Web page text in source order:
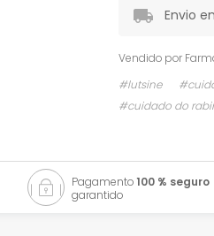
Envio
Vendido por
#lutsine
#cuidado do
Pagamento100 % seguro
garantido